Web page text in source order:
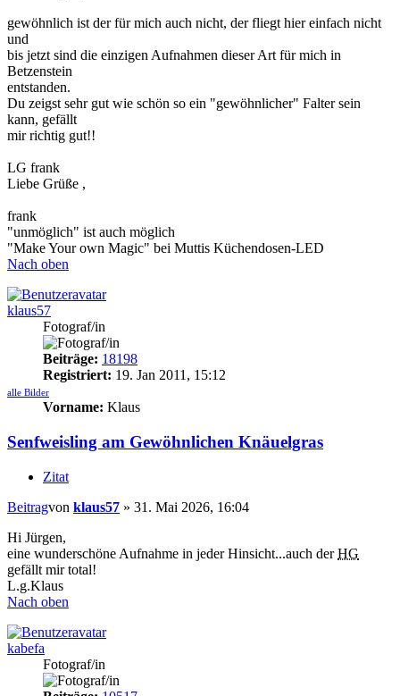
gewöhnlich ist der für mich auch nicht, der fliegt hier einfach nicht
und
bis jetzt sind die einzigen Aufnahmen dieser Art für mich in
Betzenstein
entstanden.
Du zeigst sehr gut wie schön so ein "gewöhnlicher" Falter sein
kann, gefällt
mir richtig gut!!
LG frank
Liebe Grüße ,
frank
"unmöglich" ist auch möglich
"Make Your own Magic" bei Muttis Küchendosen-LED
Nach oben
klaus57
Fotograf/in
Beiträge: 18198
Registriert: 19. Jan 2011, 15:12
alle Bilder
Vorname: Klaus
Senfweisling am Gewöhnlichen Knäuelgras
Zitat
Beitragvon klaus57 » 31. Mai 2026, 16:04
Hi Jürgen,
eine wunderschöne Aufnahme in jeder Hinsicht...auch derHG
gefällt mir total!
L.g.Klaus
Nach oben
kabefa
Fotograf/in